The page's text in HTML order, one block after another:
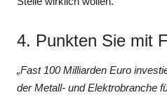
4. Punkten Sie mit
„Fast 100 Milliarden Euro
der Metall- und Elektrobranche